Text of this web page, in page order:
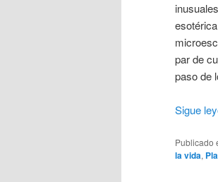
par de
paso de
Sigue
Publicado
la vida,